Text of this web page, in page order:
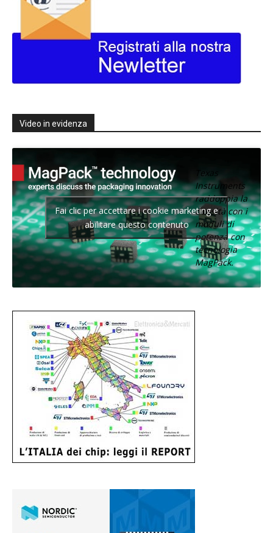
Video in evidenza
Texas
Instruments
raddoppia la
densità con i
moduli di
potenza con
tecnologia
MagPack.
Fai clic per accettare i cookie marketing e
abilitare questo contenuto